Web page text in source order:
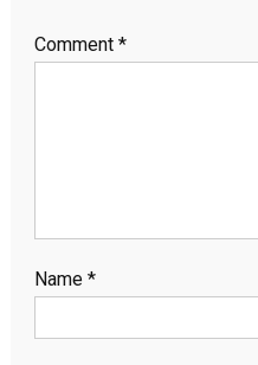
Comment *
Name *